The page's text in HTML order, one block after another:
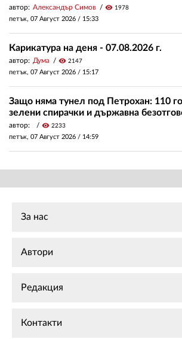
автор: Александър Симов visibility 1978
петък, 07 Август 2026 / 15:33
Карикатура на деня - 07.08.2026 г.
автор: Дума visibility 2147
петък, 07 Август 2026 / 15:17
Защо няма тунел под Петрохан: 110
зелени спирачки и държавна
автор: visibility 2233
петък, 07 Август 2026 / 14:59
За нас
Автори
Редакция
Контакти